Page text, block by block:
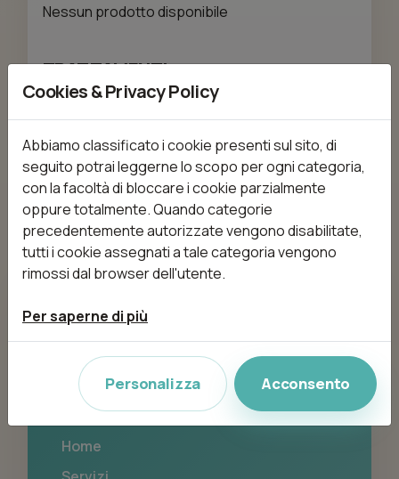
Nessun prodotto disponibile
TRATTAMENTI
Nessun trattamento disponibile
Testaapposto Latina
via san tommaso d'aquino 23, 04100 latina
(LT)
Navigazione
Home
Cookies & Privacy Policy
Abbiamo classificato i cookie presenti sul sito, di
seguito potrai leggerne lo scopo per ogni categoria,
con la facoltà di bloccare i cookie parzialmente
oppure totalmente. Quando categorie
precedentemente autorizzate vengono disabilitate,
tutti i cookie assegnati a tale categoria vengono
rimossi dal browser dell'utente.
Per saperne di più
Personalizza Acconsento